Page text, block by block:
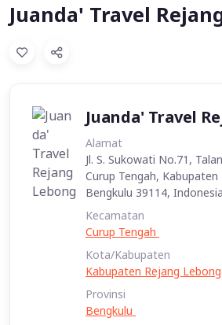
Juanda' Travel
Juanda' Travel
Alamat
Jl. S. Sukowati No.71,
Curup Tengah,
Bengkulu 39114, Indonesia
Kecamatan
Curup Tengah
Kota/Kabupaten
Kabupaten Rejang Lebong
Provinsi
Bengkulu